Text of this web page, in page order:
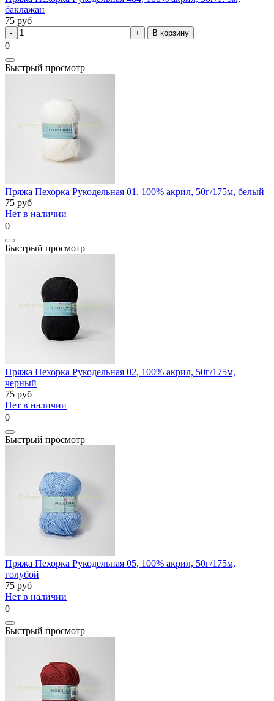
баклажан
75 руб
В корзину
0
Быстрый просмотр
Пряжа Пехорка Рукодельная 01, 100% акрил, 50г/175м, белый
75 руб
Нет в наличии
0
Быстрый просмотр
Пряжа Пехорка Рукодельная 02, 100% акрил, 50г/175м,
черный
75 руб
Нет в наличии
0
Быстрый просмотр
Пряжа Пехорка Рукодельная 05, 100% акрил, 50г/175м,
голубой
75 руб
Нет в наличии
0
Быстрый просмотр